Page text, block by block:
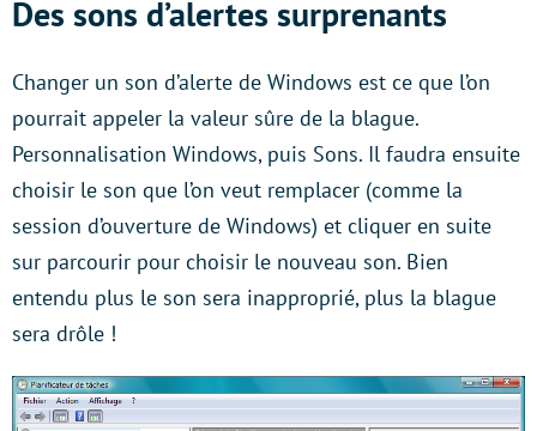
Des sons d’alertes surprenants
Changer un son d’alerte de Windows est ce que l’on
pourrait appeler la valeur sûre de la blague.
Personnalisation Windows, puis Sons. Il faudra ensuite
choisir le son que l’on veut remplacer (comme la
session d’ouverture de Windows) et cliquer en suite
sur parcourir pour choisir le nouveau son. Bien
entendu plus le son sera inapproprié, plus la blague
sera drôle !